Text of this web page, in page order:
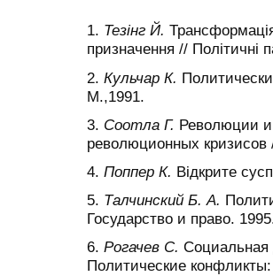
1. Тезінг Й.
призначення // Політичні
2. Кульчар К.
М.,1991.
3. Соотла Г. Революции
революционных кризисов
4. Поппер К. Відкрите
5. Талчинский Б. А.
Государство и право.
6. Рогачев С. Социальная
Политические